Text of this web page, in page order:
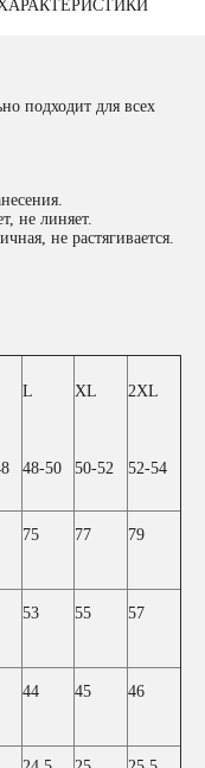
подходит для всех
не линяет.
не растягивается.
L
48-50
XL
50-52
2XL
52-54
75 77 79
53 55 57
44 45 46